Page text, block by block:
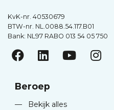
KvK-nr. 40530679
BTW-nr. NL.0088.54.117.B01
Bank: NL97 RABO 013 54 05 750
Beroep
—
Bekijk alles